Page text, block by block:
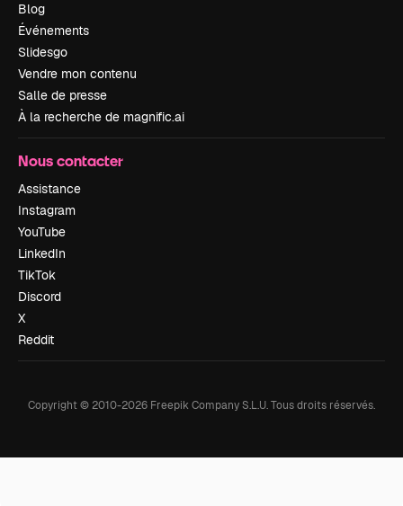
Blog
Événements
Slidesgo
Vendre mon contenu
Salle de presse
À la recherche de magnific.ai
Nous contacter
Assistance
Instagram
YouTube
LinkedIn
TikTok
Discord
X
Reddit
Copyright © 2010-2026 Freepik Company S.L.U.Tous droits réservés.